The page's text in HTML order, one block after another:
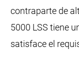
contraparte de
5000 LSS tiene
satisface el